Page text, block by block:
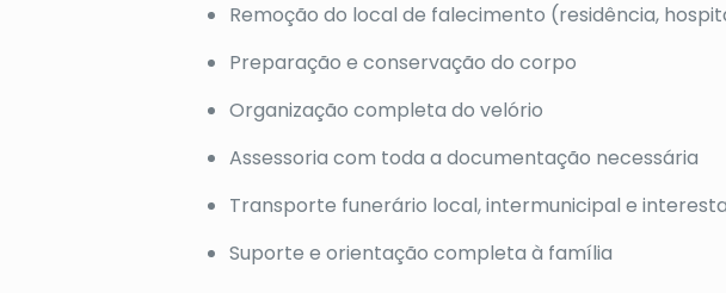
Remoção do local de falecimento (residência,
Preparação e conservação do corpo
Organização completa do velório
Assessoria com toda a documentação necessária
Transporte funerário local, intermunicipal e
Suporte e orientação completa à família